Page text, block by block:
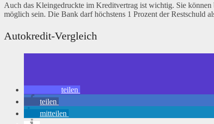
Auch das Kleingedruckte im Kreditvertrag ist wichtig. Sie
möglich sein. Die Bank darf höchstens 1 Prozent der Restschuld
Autokredit-Vergleich
teilen
teilen
mitteilen